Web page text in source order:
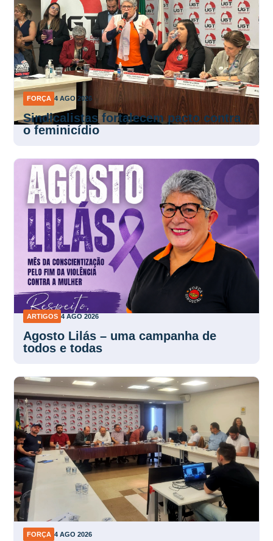
FORÇA 4 AGO 2026
Sindicalistas fortalecem pacto contra
o feminicídio
ARTIGOS 4 AGO 2026
Agosto Lilás – uma campanha de
todos e todas
FORÇA 4 AGO 2026